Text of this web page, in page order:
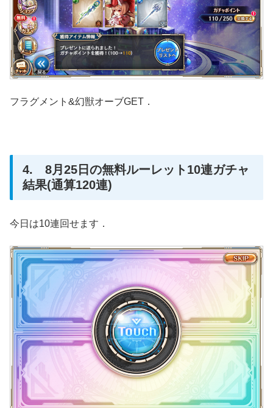
フラグメント&幻獣オーブGET．
4. 8月25日の無料ルーレット10連ガチャ
結果(通算120連)
今日は10連回せます．